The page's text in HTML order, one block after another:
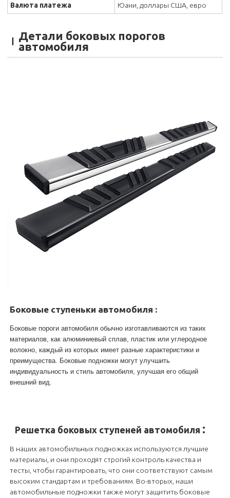
Валюта платежа Юани, доллары США, евро
Детали боковых порогов
автомобиля
Боковые ступеньки автомобиля :
Боковые пороги автомобиля обычно изготавливаются из таких
материалов, как алюминиевый сплав, пластик или углеродное
волокно, каждый из которых имеет разные характеристики и
преимущества. Боковые подножки могут улучшить
индивидуальность и стиль автомобиля, улучшая его общий
внешний вид.
Решетка боковых ступеней автомобиля :
В наших автомобильных подножках используются лучшие
материалы, и они проходят строгий контроль качества и
тесты, чтобы гарантировать, что они соответствуют самым
высоким стандартам и требованиям. Во-вторых, наши
автомобильные подножки также могут защитить боковые